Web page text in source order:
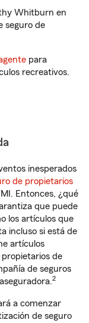
Whitburn en
seguro de
para
recreativos.
inesperados
de propietarios
Entonces, ¿qué
que puede
los artículos que
incluso si está de
artículos
de
de seguros
2
a comenzar
de seguro